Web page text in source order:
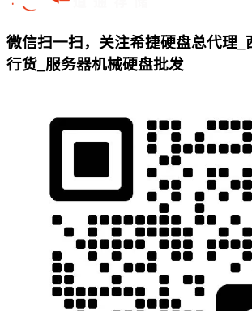
微信扫一扫，关注希捷硬盘总代理_
行货_服务器机械硬盘批发